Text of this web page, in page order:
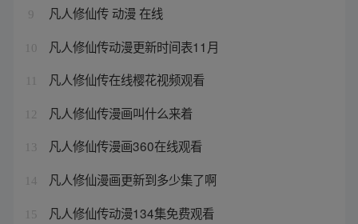
9 凡人修仙传 动漫 在线
10 凡人修仙传动漫更新时间表11月
凡人修仙传在线樱花视频观看
12 凡人修仙传漫画叫什么来着
13 凡人修仙传漫画360在线观看
14 凡人修仙漫画更新到多少集了啊
15 凡人修仙传动漫134集免费观看